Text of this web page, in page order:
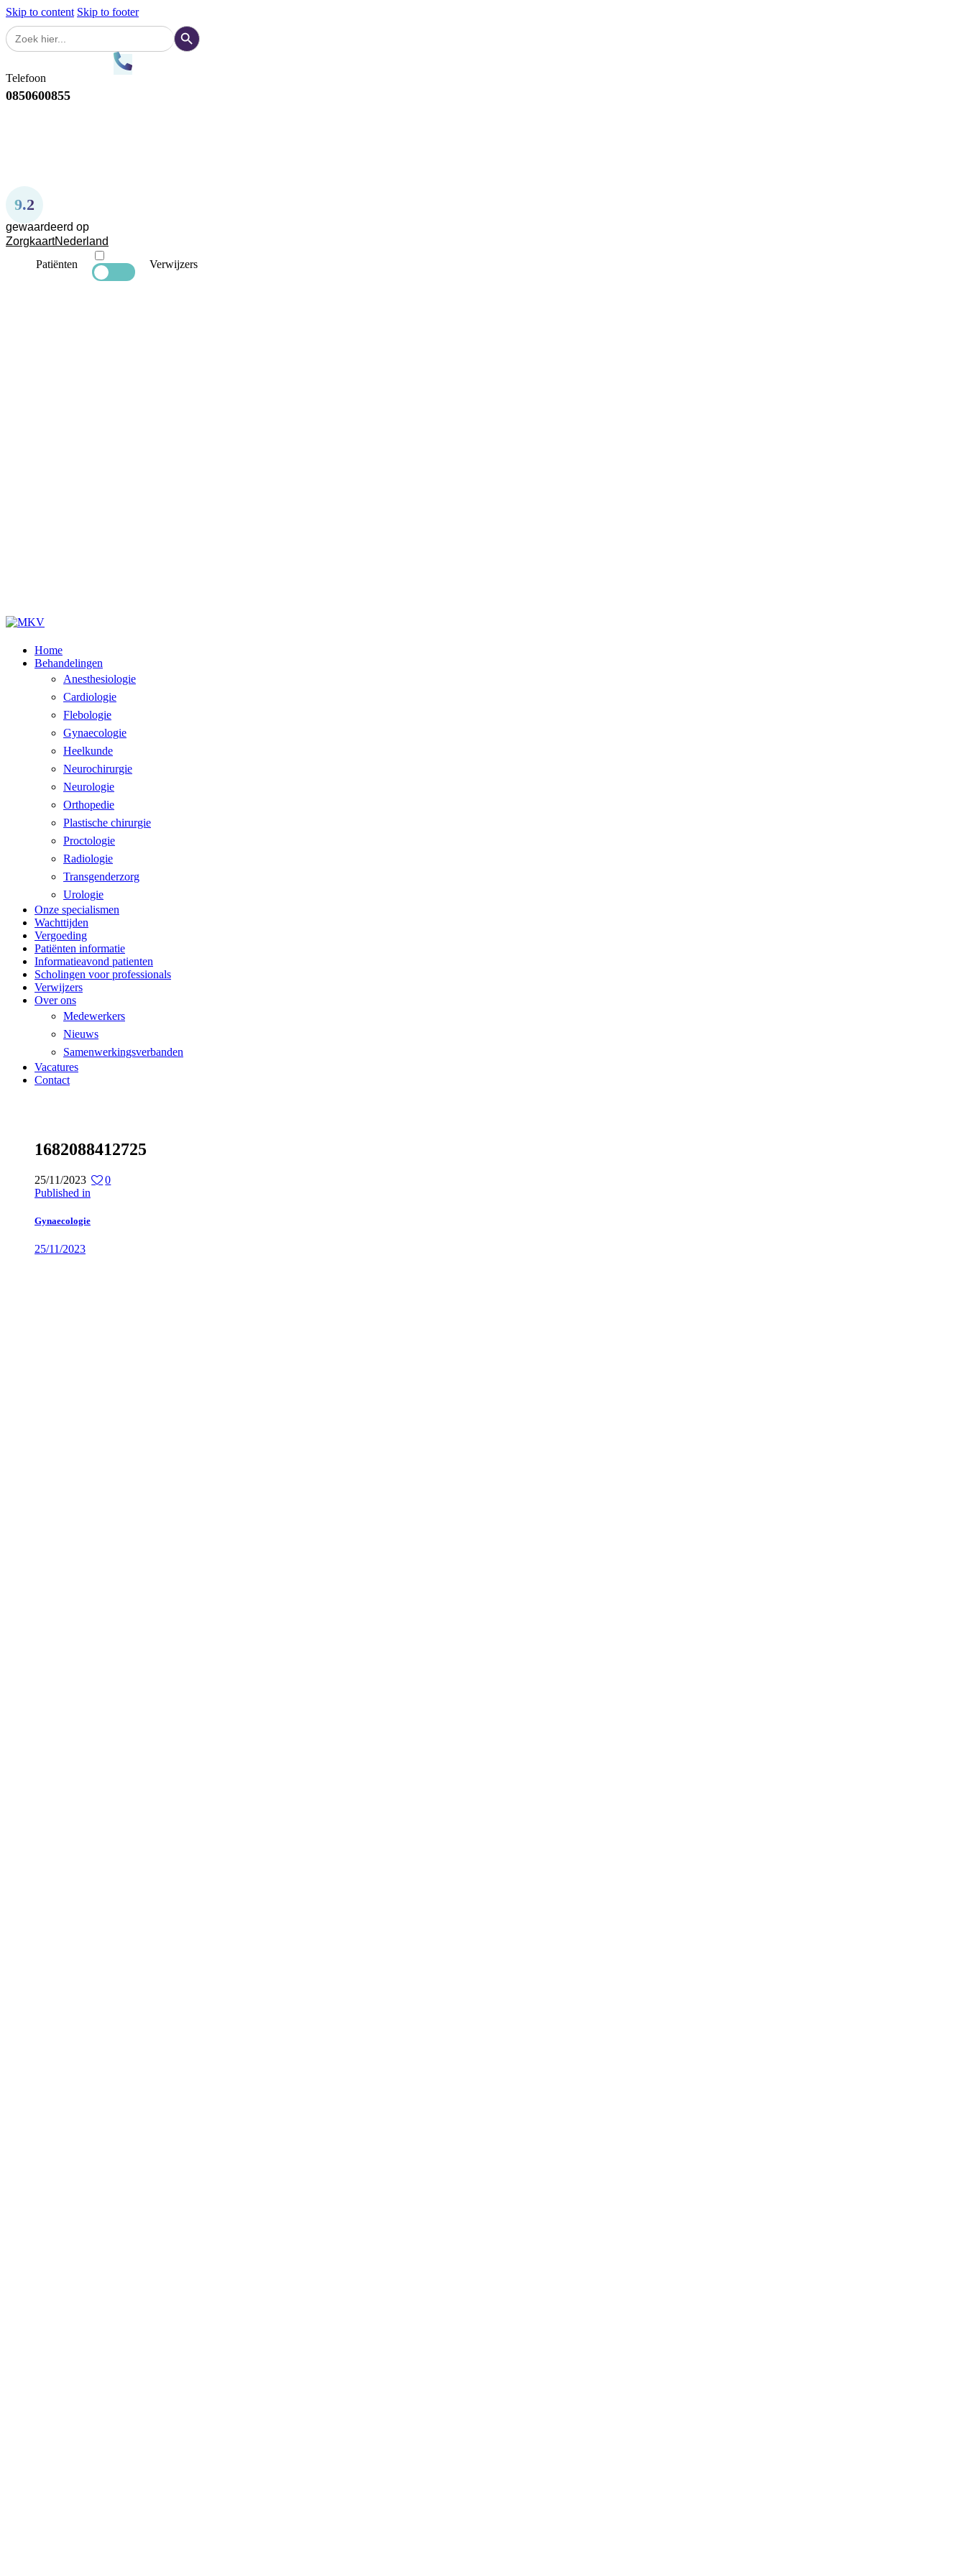
Skip to content Skip to footer
Zoek
naar:
Zoekknop
Telefoon
0850600855
9.2
gewaardeerd op
ZorgkaartNederland
Patiënten
Verwijzers
Home
Behandelingen
Anesthesiologie
Cardiologie
Flebologie
Gynaecologie
Heelkunde
Neurochirurgie
Neurologie
Orthopedie
Plastische chirurgie
Proctologie
Radiologie
Transgenderzorg
Urologie
Onze specialismen
Wachttijden
Vergoeding
Patiënten informatie
Informatieavond patienten
Scholingen voor professionals
Verwijzers
Over ons
Medewerkers
Nieuws
Samenwerkingsverbanden
Vacatures
Contact
1682088412725
25/11/2023 0
Bericht
navigatie
Published in
Gynaecologie
25/11/2023